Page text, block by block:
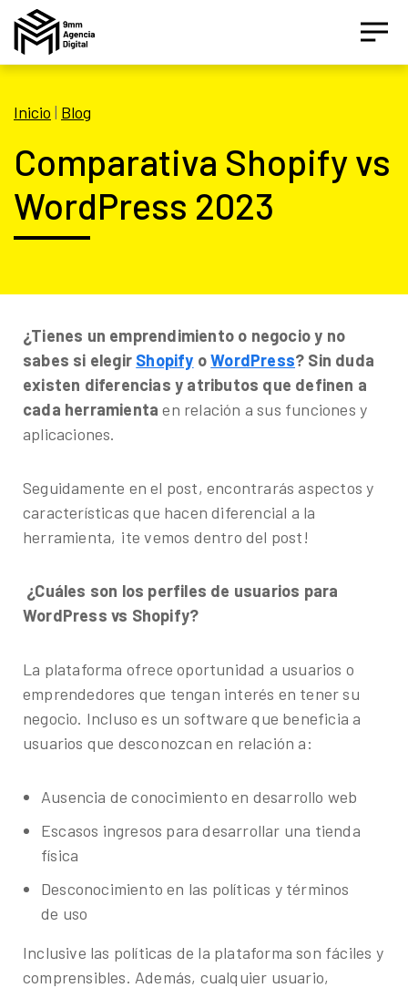
Inicio | Blog
Comparativa Shopify vs
WordPress 2023
¿Tienes un emprendimiento o negocio y no
sabes si elegir Shopify oWordPress? Sin duda
existen diferencias y atributos que definen a
cada herramientaen relación a sus funciones y
aplicaciones.
Seguidamente en el post, encontrarás aspectos y
características que hacen diferencial a la
herramienta, ¡te vemos dentro del post!
¿Cuáles son los perfiles de usuarios para
WordPress vs Shopify?
La plataforma ofrece oportunidad a usuarios o
emprendedores que tengan interés en tener su
negocio. Incluso es un software que beneficia a
usuarios que desconozcan en relación a:
Ausencia de conocimiento en desarrollo web
Escasos ingresos para desarrollar una tienda
física
Desconocimiento en las políticas y términos
de uso
Inclusive las políticas de la plataforma son fáciles y
comprensibles. Además, cualquier usuario,
Asesor IA Activo
Estamos aquí para ayudarte a crecer con estrategias
digitales inteligentes basados en datos.
¿Te gustaría conocer nuestros servicios, ver el
gratuito?